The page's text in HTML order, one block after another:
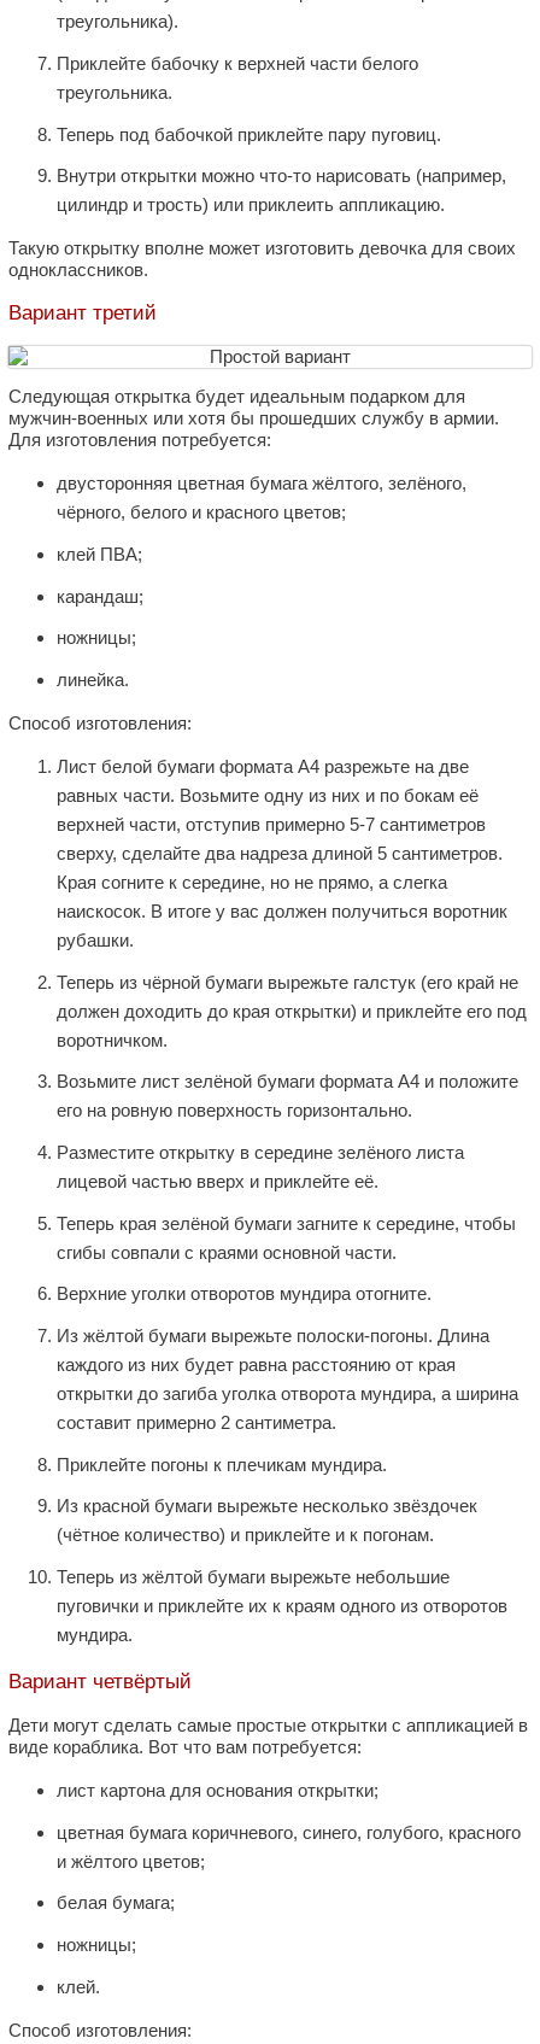
треугольника).
Приклейте бабочку к верхней части белого
треугольника.
Теперь под бабочкой приклейте пару пуговиц.
Внутри открытки можно что-то нарисовать (например,
цилиндр и трость) или приклеить аппликацию.
Такую открытку вполне может изготовить девочка для своих
одноклассников.
Вариант третий
Следующая открытка будет идеальным подарком для
мужчин-военных или хотя бы прошедших службу в армии.
Для изготовления потребуется:
двусторонняя цветная бумага жёлтого, зелёного,
чёрного, белого и красного цветов;
клей ПВА;
карандаш;
ножницы;
линейка.
Способ изготовления:
Лист белой бумаги формата А4 разрежьте на две
равных части. Возьмите одну из них и по бокам её
верхней части, отступив примерно 5-7 сантиметров
сверху, сделайте два надреза длиной 5 сантиметров.
Края согните к середине, но не прямо, а слегка
наискосок. В итоге у вас должен получиться воротник
рубашки.
Теперь из чёрной бумаги вырежьте галстук (его край не
должен доходить до края открытки) и приклейте его под
воротничком.
Возьмите лист зелёной бумаги формата А4 и положите
его на ровную поверхность горизонтально.
Разместите открытку в середине зелёного листа
лицевой частью вверх и приклейте её.
Теперь края зелёной бумаги загните к середине, чтобы
сгибы совпали с краями основной части.
Верхние уголки отворотов мундира отогните.
Из жёлтой бумаги вырежьте полоски-погоны. Длина
каждого из них будет равна расстоянию от края
открытки до загиба уголка отворота мундира, а ширина
составит примерно 2 сантиметра.
Приклейте погоны к плечикам мундира.
Из красной бумаги вырежьте несколько звёздочек
(чётное количество) и приклейте и к погонам.
Теперь из жёлтой бумаги вырежьте небольшие
пуговички и приклейте их к краям одного из отворотов
мундира.
Вариант четвёртый
Дети могут сделать самые простые открытки с аппликацией в
виде кораблика. Вот что вам потребуется:
лист картона для основания открытки;
цветная бумага коричневого, синего, голубого, красного
и жёлтого цветов;
белая бумага;
ножницы;
клей.
Способ изготовления: